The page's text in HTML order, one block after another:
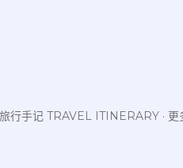
旅行手记 TRAVEL ITINERARY 更